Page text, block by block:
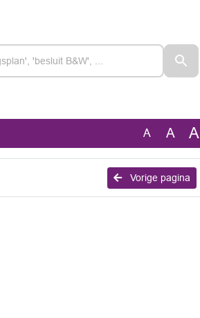
A A A
Vorige pagina